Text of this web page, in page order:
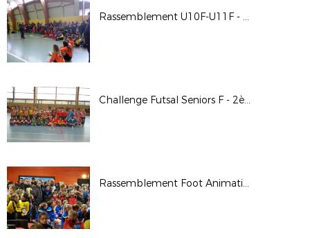
Rassemblement U10F-U11F - 03/02/2018
Challenge Futsal Seniors F - 2ème Tour - 28/01/2018
Rassemblement Foot Animation Féminin - M-Arena